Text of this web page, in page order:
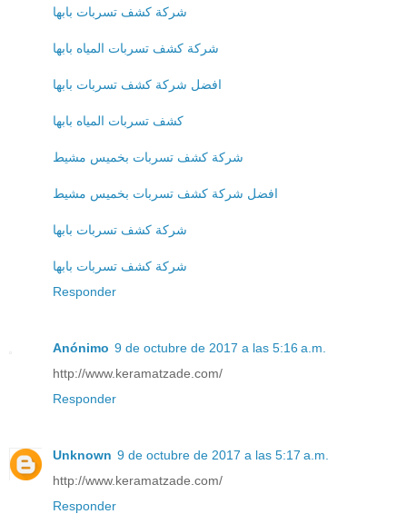
شركة كشف تسربات بابها
شركة كشف تسربات المياه بابها
افضل شركة كشف تسربات بابها
كشف تسربات المياه بابها
شركة كشف تسربات بخميس مشيط
افضل شركة كشف تسربات بخميس مشيط
شركة كشف تسربات بابها
شركة كشف تسربات بابها
Responder
Anónimo 9 de octubre de 2017 a las 5:16 a.m.
http://www.keramatzade.com/
Responder
Unknown 9 de octubre de 2017 a las 5:17 a.m.
http://www.keramatzade.com/
Responder